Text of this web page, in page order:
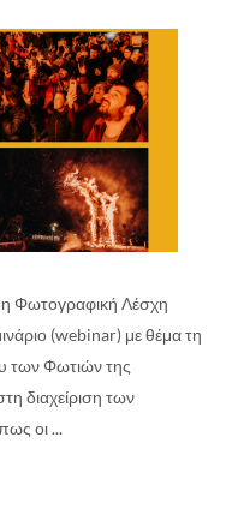
η Φωτογραφική Λέσχη
(webinar) με θέμα τη
των Φωτιών της
διαχείριση των
οι ...